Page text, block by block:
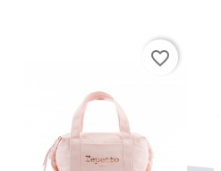
favorite_border